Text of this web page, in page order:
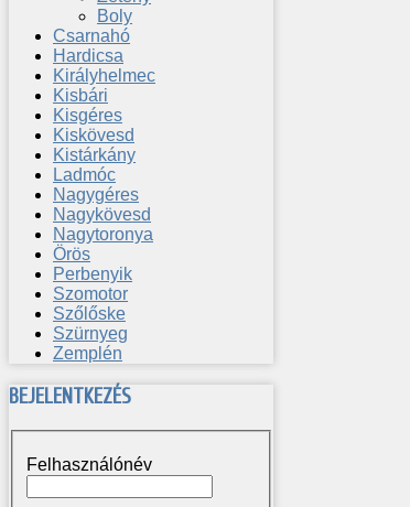
Boly
Csarnahó
Hardicsa
Királyhelmec
Kisbári
Kisgéres
Kiskövesd
Kistárkány
Ladmóc
Nagygéres
Nagykövesd
Nagytoronya
Örös
Perbenyik
Szomotor
Szőlőske
Szürnyeg
Zemplén
BEJELENTKEZÉS
Felhasználónév